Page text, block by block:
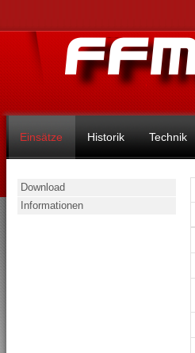
Einsätze Historik Technik
Download
Informationen